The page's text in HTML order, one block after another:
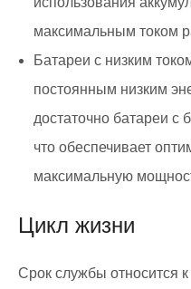
максимальным током
Батареи с низким
постоянным низким
достаточно батареи с
что обеспечивает
максимальную
Цикл жизни
Срок службы относится